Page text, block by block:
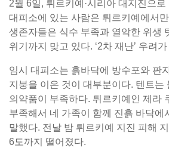
2월 6일, 튀르키예·시리아 대지진으로
대피소에 있는 사람은 튀르키예에서
생존자들은 식수 부족과 열악한 위생
위기까지 맞고 있다. ‘2차 재난’ 우려
임시 대피소는 흙바닥에 방수포와 판
지붕을 이은 것이 대부분이다. 텐트는
의약품이 부족하다. 튀르키예인 제라
부족해서 네 가족이 함께 진흙 바닥에
말했다. 전날 밤 튀르키예 지진 피해
6도까지 떨어졌다.